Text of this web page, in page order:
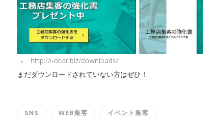
→ http://i-dear.biz/downloads/
まだダウンロードされていない方はぜひ！
SNS WEB集客 イベント集客